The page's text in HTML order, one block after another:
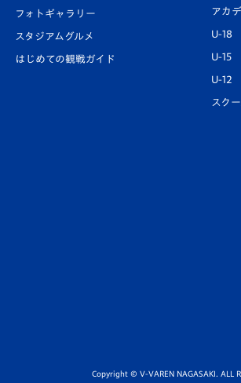
フォトギャラリー
スタジアムグルメ
はじめての観戦ガイド
アカ
U-18
U-15
U-12
スク
Copyright © V-VAREN NAGASAKI. ALL